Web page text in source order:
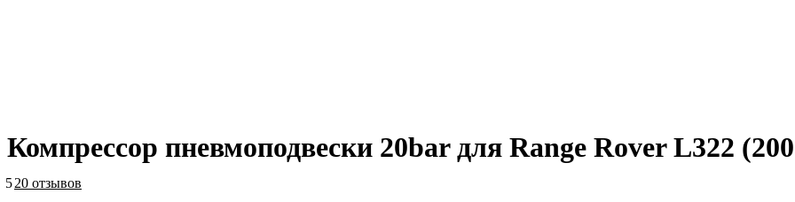
Компрессор пневмоподвески 20bar для Range Rover L322
520 отзывов